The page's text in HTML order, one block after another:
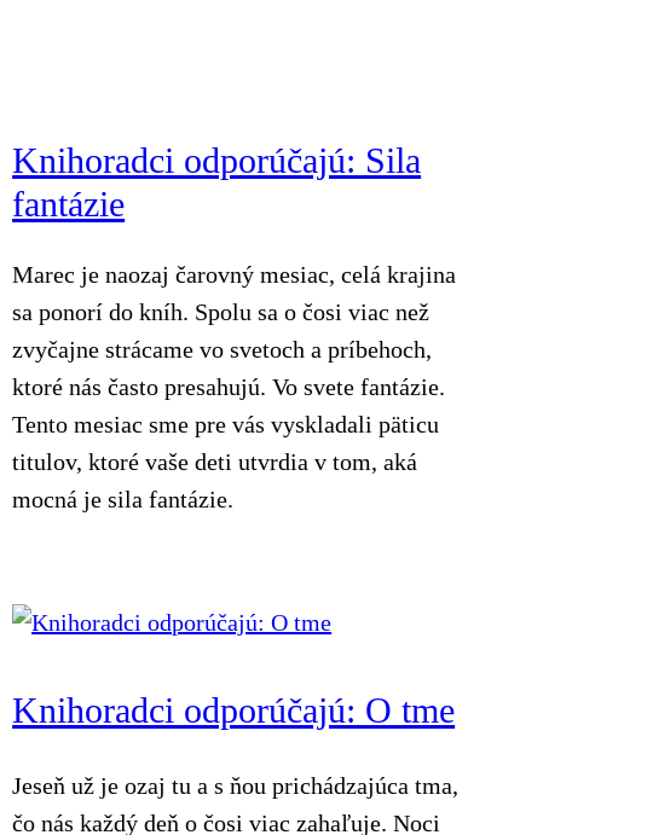
Knihoradci odporúčajú: Sila
fantázie
Marec je naozaj čarovný mesiac, celá krajina
sa ponorí do kníh. Spolu sa o čosi viac než
zvyčajne strácame vo svetoch a príbehoch,
ktoré nás často presahujú. Vo svete fantázie.
Tento mesiac sme pre vás vyskladali päticu
titulov, ktoré vaše deti utvrdia v tom, aká
mocná je sila fantázie.
Knihoradci odporúčajú: O tme
Jeseň už je ozaj tu a s ňou prichádzajúca tma,
čo nás každý deň o čosi viac zahaľuje. Noci